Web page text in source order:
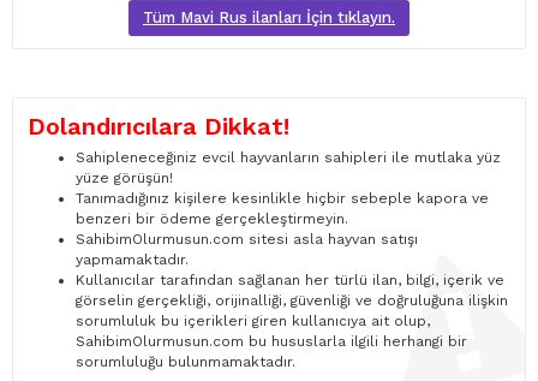
Tüm Mavi Rus ilanları İçin tıklayın.
Dolandırıcılara Dikkat!
Sahipleneceğiniz evcil hayvanların sahipleri ile mutlaka yüz
yüze görüşün!
Tanımadığınız kişilere kesinlikle hiçbir sebeple kapora ve
benzeri bir ödeme gerçekleştirmeyin.
SahibimOlurmusun.com sitesi asla hayvan satışı
yapmamaktadır.
Kullanıcılar tarafından sağlanan her türlü ilan, bilgi, içerik ve
görselin gerçekliği, orijinalliği, güvenliği ve doğruluğuna ilişkin
sorumluluk bu içerikleri giren kullanıcıya ait olup,
SahibimOlurmusun.com bu hususlarla ilgili herhangi bir
sorumluluğu bulunmamaktadır.